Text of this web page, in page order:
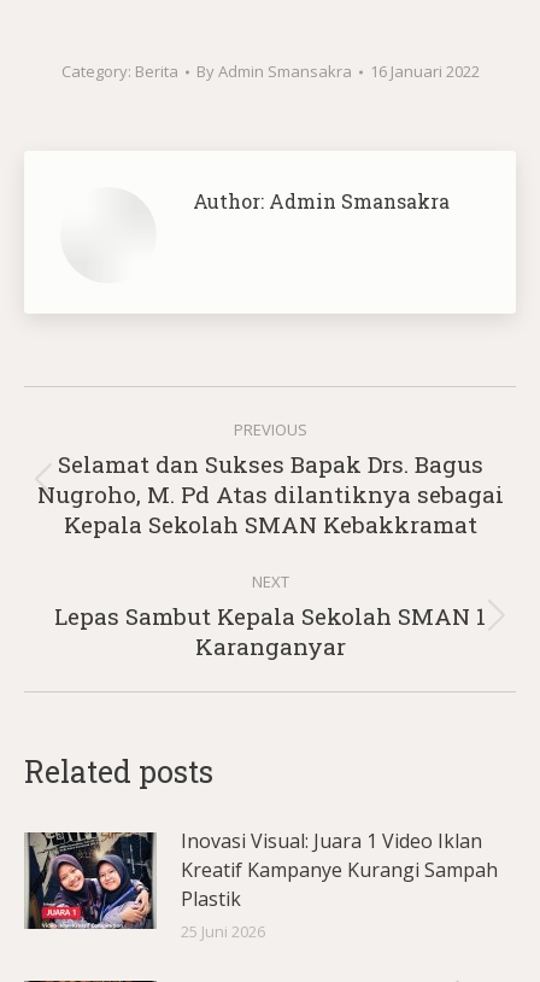
Category: Berita ByAdmin Smansakra 16 Januari 2022
Author: Admin Smansakra
navigation
PREVIOUS
Previous
post:
Selamat dan Sukses Bapak Drs. Bagus
Nugroho, M. Pd Atas dilantiknya sebagai
Kepala Sekolah SMAN Kebakkramat
NEXT
Next
post:
Lepas Sambut Kepala Sekolah SMAN 1
Karanganyar
Related posts
Inovasi Visual: Juara 1 Video Iklan
Kreatif Kampanye Kurangi Sampah
Plastik
25 Juni 2026